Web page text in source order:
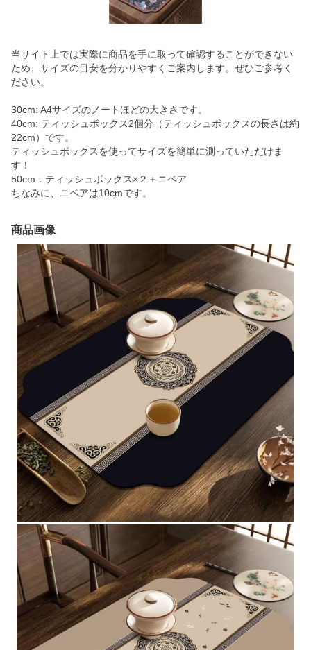
当サイト上では実際に商品を手に取って確認することができない
ため、サイズの目安を分かりやすくご案内します。ぜひご参考く
ださい。
30cm: A4サイズのノートほどの大きさです。
40cm: ティッシュボックス2個分（ティッシュボックスの長さは約
22cm）です。
ティッシュボックスを使ってサイズを簡単に測っていただけま
す！
50cm：ティッシュボックス×２＋ニベア
ちなみに、ニベアは10cmです。
商品画像